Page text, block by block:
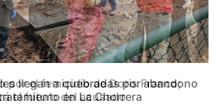
por el femicidio de Doris Franco;
el futuro del acusado
Next